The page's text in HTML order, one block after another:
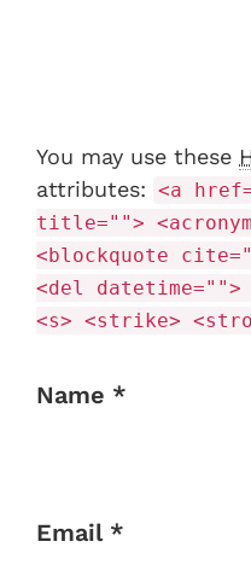
You may use these
attributes: <a
title="">
<blockquote
<del datetime="">
<s> <strike>
Name *
Email *